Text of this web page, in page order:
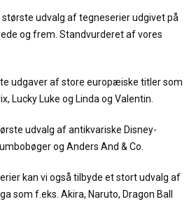
største udvalg af tegneserier udgivet på
og frem. Standvurderet af vores
udgaver af store europæiske titler som
Lucky Luke og Linda og Valentin.
udvalg af antikvariske Disney-
og Anders And & Co.
kan vi også tilbyde et stort udvalg af
som f.eks. Akira, Naruto, Dragon Ball